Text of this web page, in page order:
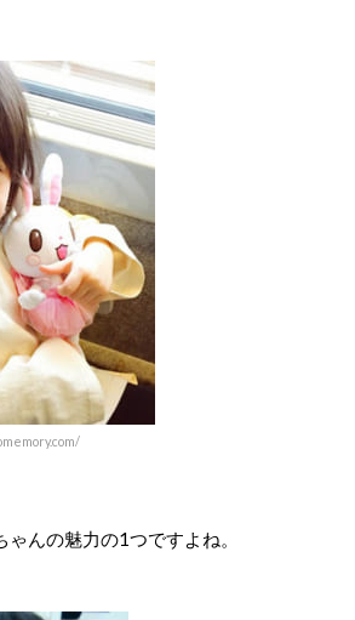
んの魅力の1つですよね。